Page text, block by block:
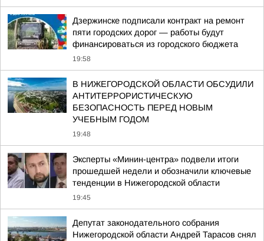
Дзержинске подписали контракт на ремонт
пяти городских дорог — работы будут
финансироваться из городского бюджета
19:58
В НИЖЕГОРОДСКОЙ ОБЛАСТИ ОБСУДИЛИ
АНТИТЕРРОРИСТИЧЕСКУЮ
БЕЗОПАСНОСТЬ ПЕРЕД НОВЫМ
УЧЕБНЫМ ГОДОМ
19:48
Эксперты «Минин-центра» подвели итоги
прошедшей недели и обозначили ключевые
тенденции в Нижегородской области
19:45
Депутат законодательного собрания
Нижегородской области Андрей Тарасов снял